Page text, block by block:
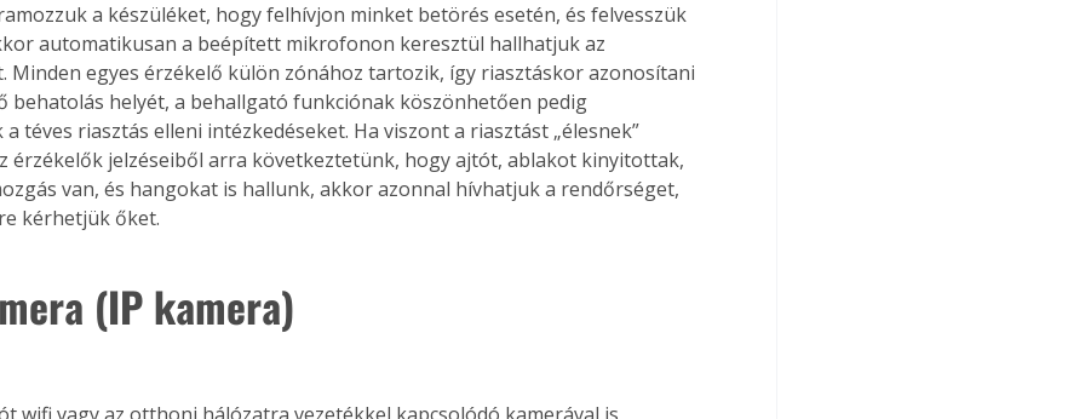
a készüléket, hogy felhívjon minket betörés esetén, és felvesszük
automatikusan a beépített mikrofonon keresztül hallhatjuk az
Minden egyes érzékelő külön zónához tartozik, így riasztáskor azonosítani
behatolás helyét, a behallgató funkciónak köszönhetően pedig
téves riasztás elleni intézkedéseket. Ha viszont a riasztást „élesnek”
érzékelők jelzéseiből arra következtetünk, hogy ajtót, ablakot kinyitottak,
van, és hangokat is hallunk, akkor azonnal hívhatjuk a rendőrséget,
kérhetjük őket.
(IP kamera)